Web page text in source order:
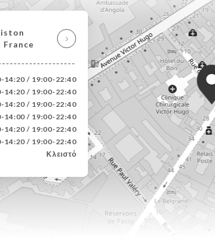
France
14:20 / 19:00-22:40
14:20 / 19:00-22:40
14:20 / 19:00-22:40
14:00 / 19:00-22:40
14:20 / 19:00-22:40
14:20 / 19:00-22:40
Κλειστό